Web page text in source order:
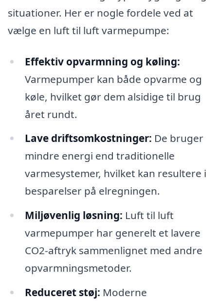
situationer. Her er nogle fordele ved at
vælge en luft til luft varmepumpe:
Effektiv opvarmning og køling:
Varmepumper kan både opvarme og
køle, hvilket gør dem alsidige til brug
året rundt.
Lave driftsomkostninger: De bruger
mindre energi end traditionelle
varmesystemer, hvilket kan resultere i
besparelser på elregningen.
Miljøvenlig løsning: Luft til luft
varmepumper har generelt et lavere
CO2-aftryk sammenlignet med andre
opvarmningsmetoder.
Reduceret støj: Moderne